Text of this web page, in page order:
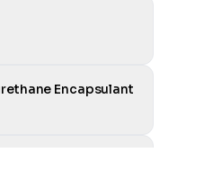
Encapsulant